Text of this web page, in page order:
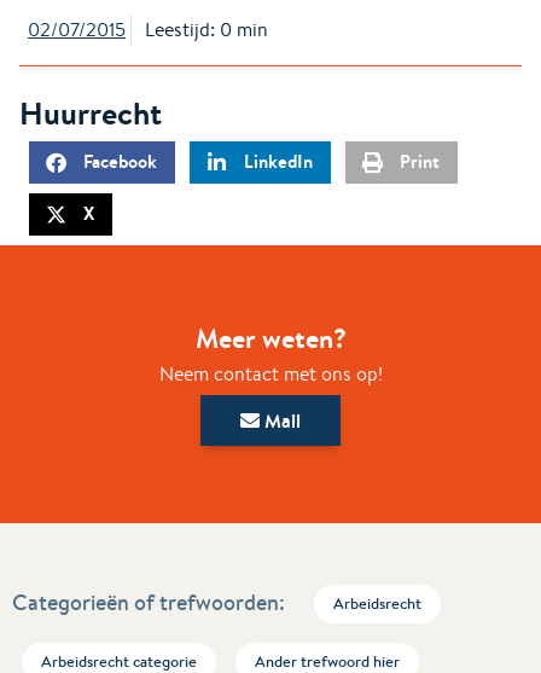
02/07/2015 Leestijd: 0 min
Huurrecht
Facebook LinkedIn Print
X
Meer weten?
Neem contact met ons op!
Mail
Categorieën of trefwoorden: Arbeidsrecht
Arbeidsrecht categorie Ander trefwoord hier